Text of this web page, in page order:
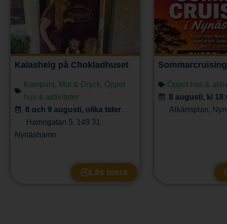
Kalashelg på Chokladhuset
Kampanj , Mat & Dryck, Öppet
hus & aktiviteter
8 och 9 augusti, olika tider
Hamngatan 5, 149 31
Nynäshamn
Läs mera
Öppet hus &
8 augusti, kl
Alkärrsplan,